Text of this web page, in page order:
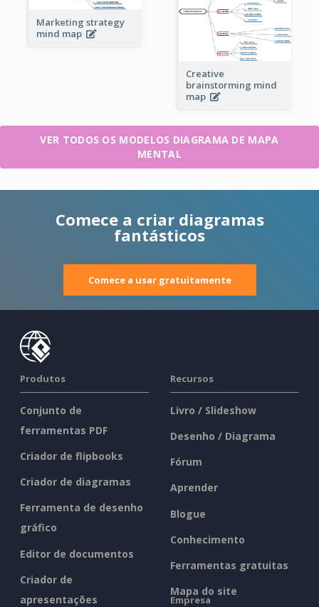
Marketing strategy
mind map
Creative
brainstorming mind
map
VER TODOS OS MODELOS DIAGRAMA DE MAPA
MENTAL
Comece a criar diagramas
fantásticos
Comece a usar gratuitamente
Produtos
Conjunto de
ferramentas PDF
Criador de flipbooks
Criador de diagramas
Ferramenta de desenho
gráfico
Editor de documentos
Criador de
apresentações
Recursos
Livro / Slideshow
Desenho / Diagrama
Fórum
Aprender
Blogue
Conhecimento
Ferramentas gratuitas
Mapa do site
Empresa